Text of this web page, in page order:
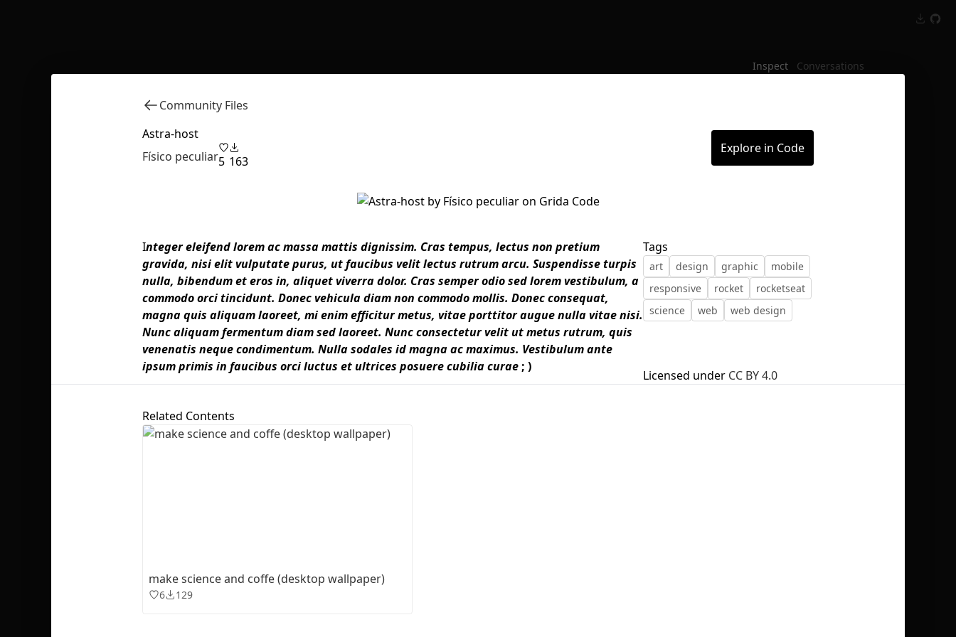
First Loading might take a while
depending on your file size.
Inspect Conversations
Community Files
Astra-host
Físico peculiar5 163
Explore in Code
Integer eleifend lorem ac massa mattis dignissim. Cras tempus, lectus non pretium
gravida, nisi elit vulputate purus, ut faucibus velit lectus rutrum arcu. Suspendisse turpis
nulla, bibendum et eros in, aliquet viverra dolor. Cras semper odio sed lorem vestibulum, a
commodo orci tincidunt. Donec vehicula diam non commodo mollis. Donec consequat,
magna quis aliquam laoreet, mi enim efficitur metus, vitae porttitor augue nulla vitae nisi.
Nunc aliquam fermentum diam sed laoreet. Nunc consectetur velit ut metus rutrum, quis
venenatis neque condimentum. Nulla sodales id magna ac maximus. Vestibulum ante
ipsum primis in faucibus orci luctus et ultrices posuere cubilia curae ; )
Tags
art design graphic
mobile
responsive
rocket
rocketseat
science
web web design
Licensed under CC BY 4.0
Related Contents
make science and coffe (desktop wallpaper)
6 129